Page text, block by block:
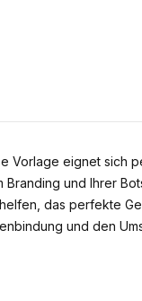
Vorlage eignet sich
und Ihrer
das perfekte
und den